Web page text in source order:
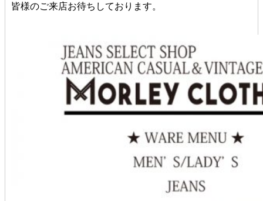
皆様のご来店お待ちしております。